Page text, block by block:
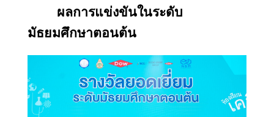
ผลการแข่งขันในระดับ
มัธยมศึกษาตอนต้น